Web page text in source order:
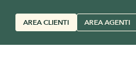
AREA CLIENTI AREA AGENTI